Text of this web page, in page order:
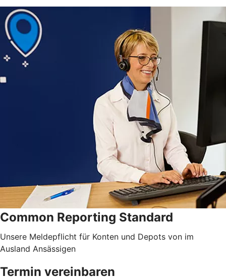
Common Reporting Standard
Unsere Meldepflicht für Konten und Depots von im
Ausland Ansässigen
Termin vereinbaren